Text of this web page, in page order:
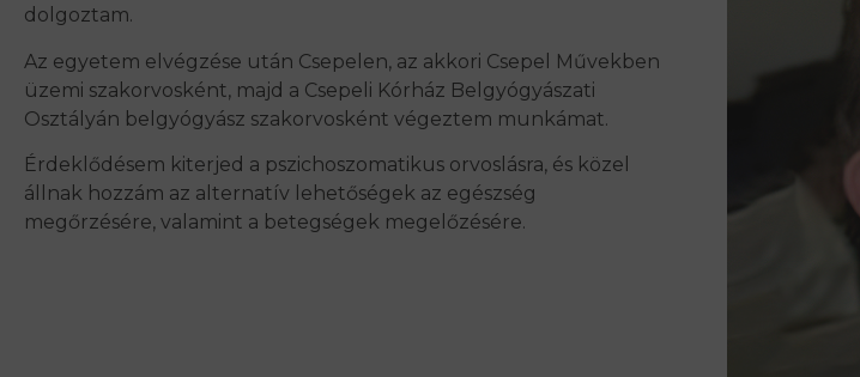
dolgoztam.
Az egyetem elvégzése után Csepelen, az akkori Csepel Művekben
üzemi szakorvosként, majd a Csepeli Kórház Belgyógyászati
Osztályán belgyógyász szakorvosként végeztem munkámat.
Érdeklődésem kiterjed a pszichoszomatikus orvoslásra, és közel
állnak hozzám az alternatív lehetőségek az egészség
megőrzésére, valamint a betegségek megelőzésére.